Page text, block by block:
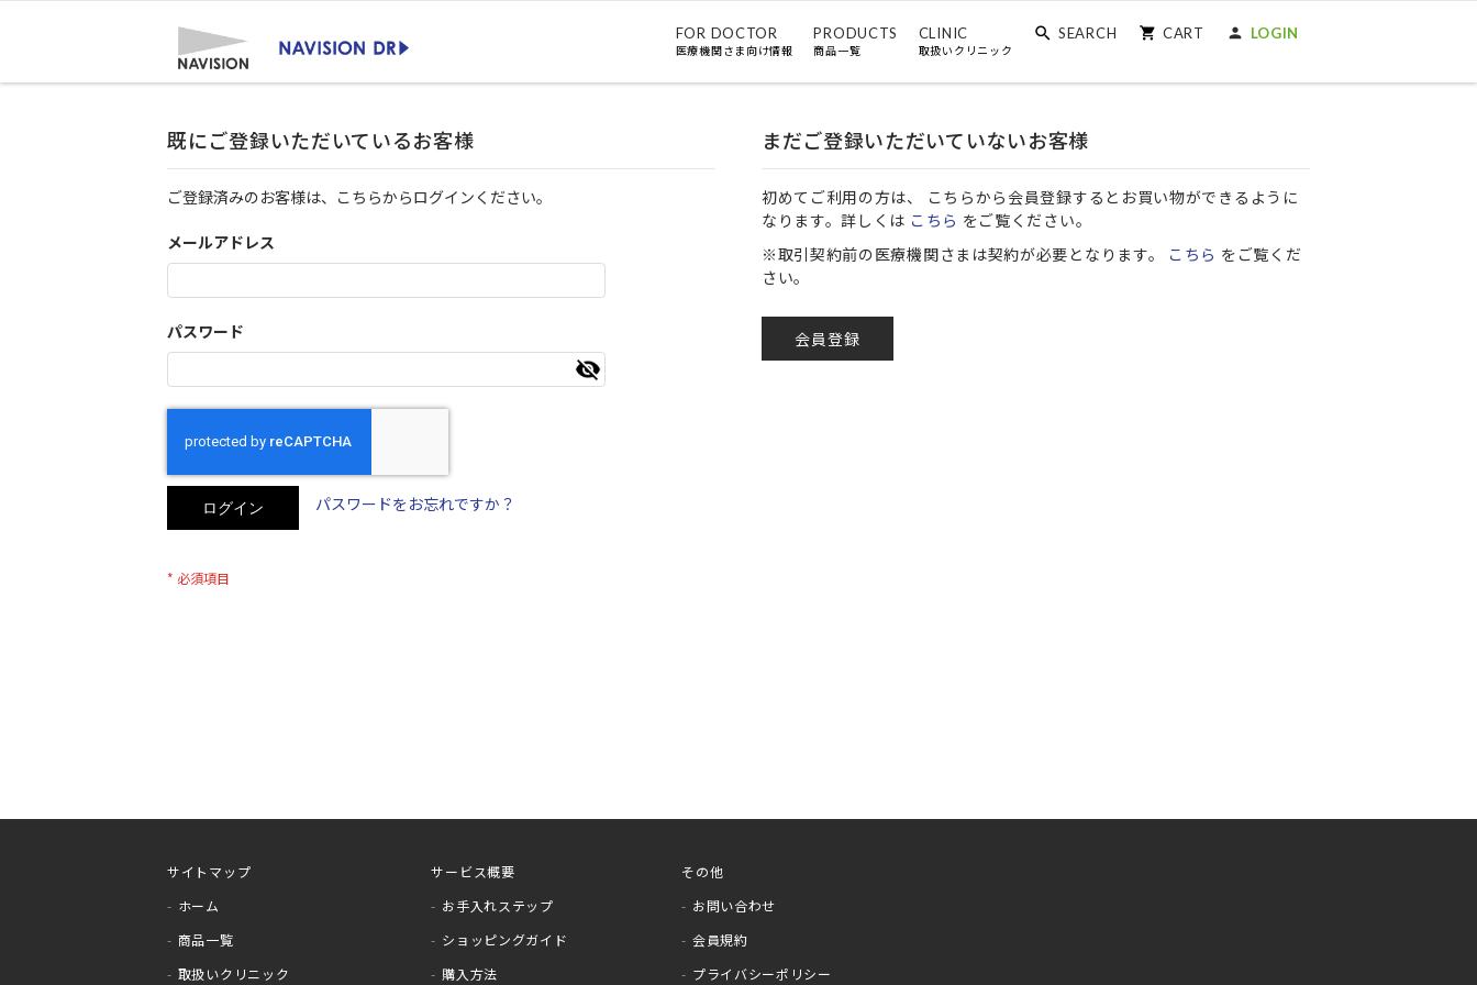
FOR DOCTOR
医療機関さま向け情報
PRODUCTS
商品一覧
CLINIC
取扱いクリニック
SEARCH CART LOGIN
既にご登録いただいているお客様
ご登録済みのお客様は、こちらからログインください。
メールアドレス
パスワード
ログイン パスワードをお忘れですか？
まだご登録いただいていないお客様
初めてご利用の方は、 こちらから会員登録するとお買い物ができるように
なります。詳しくは こちら をご覧ください。
※取引契約前の医療機関さまは契約が必要となります。 こちら をご覧くだ
さい。
会員登録
サイトマップ
ホーム
商品一覧
取扱いクリニック
サービス概要
お手入れステップ
ショッピングガイド
購入方法
その他
お問い合わせ
会員規約
プライバシーポリシー